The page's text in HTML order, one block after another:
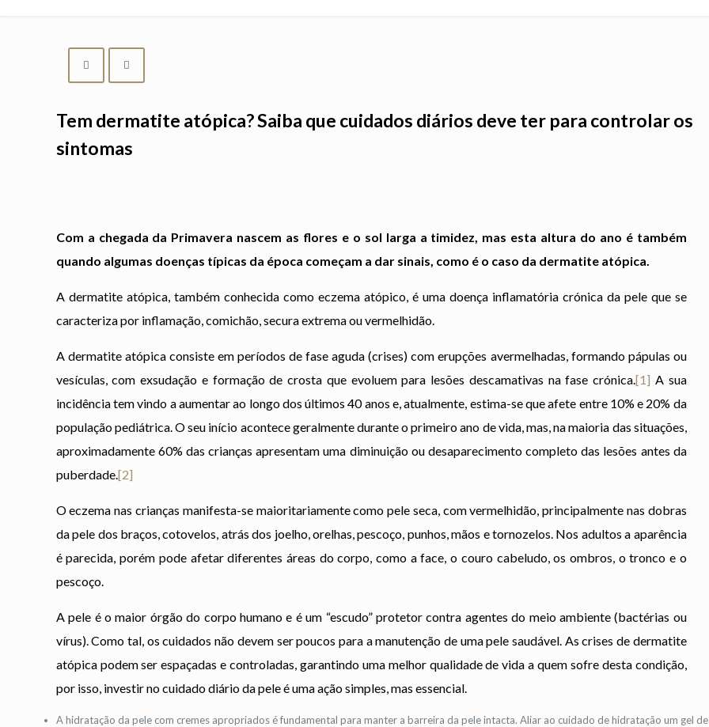
Tem dermatite atópica? Saiba que cuidados diários deve ter para controlar os
sintomas
Com a chegada da Primavera nascem as flores e o sol larga a timidez, mas esta altura do ano é também
quando algumas doenças típicas da época começam a dar sinais, como é o caso da dermatite atópica.
A dermatite atópica, também conhecida como eczema atópico, é uma doença inflamatória crónica da pele que se
caracteriza por inflamação, comichão, secura extrema ou vermelhidão.
A dermatite atópica consiste em períodos de fase aguda (crises) com erupções avermelhadas, formando pápulas ou
vesículas, com exsudação e formação de crosta que evoluem para lesões descamativas na fase crónica.[1] A sua
incidência tem vindo a aumentar ao longo dos últimos 40 anos e, atualmente, estima-se que afete entre 10% e 20% da
população pediátrica. O seu início acontece geralmente durante o primeiro ano de vida, mas, na maioria das situações,
aproximadamente 60% das crianças apresentam uma diminuição ou desaparecimento completo das lesões antes da
puberdade.[2]
O eczema nas crianças manifesta-se maioritariamente como pele seca, com vermelhidão, principalmente nas dobras
da pele dos braços, cotovelos, atrás dos joelho, orelhas, pescoço, punhos, mãos e tornozelos. Nos adultos a aparência
é parecida, porém pode afetar diferentes áreas do corpo, como a face, o couro cabeludo, os ombros, o tronco e o
pescoço.
A pele é o maior órgão do corpo humano e é um “escudo” protetor contra agentes do meio ambiente (bactérias ou
vírus). Como tal, os cuidados não devem ser poucos para a manutenção de uma pele saudável. As crises de dermatite
atópica podem ser espaçadas e controladas, garantindo uma melhor qualidade de vida a quem sofre desta condição,
por isso, investir no cuidado diário da pele é uma ação simples, mas essencial.
A hidratação da pele com cremes apropriados é fundamental para manter a barreira da pele intacta. Aliar ao cuidado de hidratação um gel de